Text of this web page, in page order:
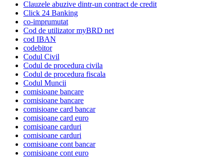
Clauzele abuzive dintr-un contract de credit
Click 24 Banking
co-imprumutat
Cod de utilizator myBRD net
cod IBAN
codebitor
Codul Civil
Codul de procedura civila
Codul de procedura fiscala
Codul Muncii
comisioane bancare
comisioane bancare
comisioane card bancar
comisioane card euro
comisioane carduri
comisioane carduri
comisioane cont bancar
comisioane cont euro